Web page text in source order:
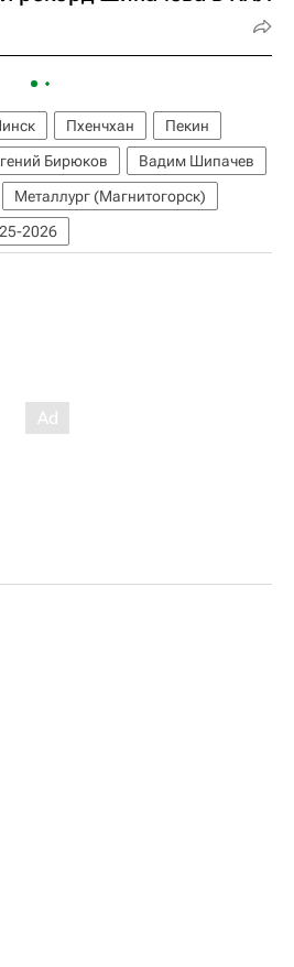
Пхенчхан
Пекин
Бирюков
Вадим Шипачев
Металлург (Магнитогорск)
2026